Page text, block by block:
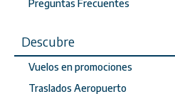
Preguntas Frecuentes
Descubre
Vuelos en promociones
Traslados Aeropuerto